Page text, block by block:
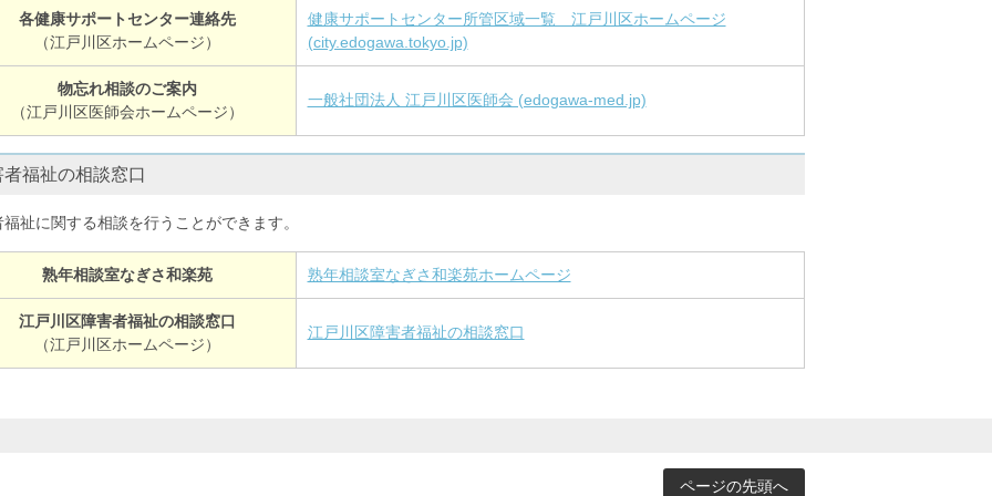
各健康サポートセンター連絡先
（江戸川区ホームページ）
健康サポートセンター所管区域一覧 江戸川区ホームページ
(city.edogawa.tokyo.jp)
物忘れ相談のご案内
（江戸川区医師会ホームページ）
一般社団法人 江戸川区医師会 (edogawa-med.jp)
者福祉の相談窓口
祉に関する相談を行うことができます。
熟年相談室なぎさ和楽苑 熟年相談室なぎさ和楽苑ホームページ
江戸川区障害者福祉の相談窓口
（江戸川区ホームページ）
江戸川区障害者福祉の相談窓口
ページの先頭へ